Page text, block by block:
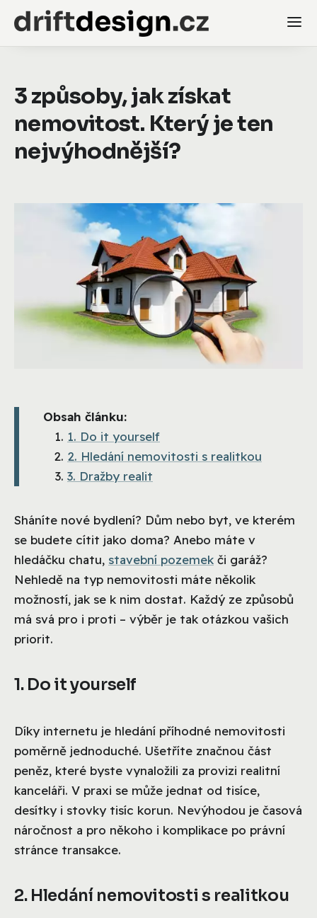
3 způsoby, jak získat
nemovitost. Který je ten
nejvýhodnější?
Obsah článku:
1. Do it yourself
2. Hledání nemovitosti s realitkou
3. Dražby realit
Sháníte nové bydlení? Dům nebo byt, ve kterém
se budete cítit jako doma? Anebo máte v
hledáčku chatu, stavební pozemek či garáž?
Nehledě na typ nemovitosti máte několik
možností, jak se k nim dostat. Každý ze způsobů
má svá pro i proti – výběr je tak otázkou vašich
priorit.
1. Do it yourself
Díky internetu je hledání příhodné nemovitosti
poměrně jednoduché. Ušetříte značnou část
peněz, které byste vynaložili za provizi realitní
kanceláři. V praxi se může jednat od tisíce,
desítky i stovky tisíc korun. Nevýhodou je časová
náročnost a pro někoho i komplikace po právní
stránce transakce.
2. Hledání nemovitosti s realitkou